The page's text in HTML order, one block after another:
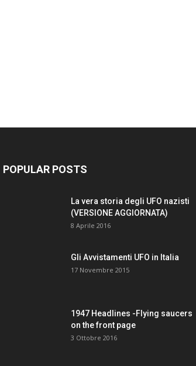
POPULAR POSTS
La vera storia degli UFO nazisti
(VERSIONE AGGIORNATA)
8 Aprile 2016
Gli Avvistamenti UFO in Italia
17 Novembre 2015
1947 Headlines -Flying saucers
on the front page
3 Ottobre 2016